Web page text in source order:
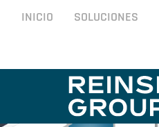
INICIO SOLUCIONES